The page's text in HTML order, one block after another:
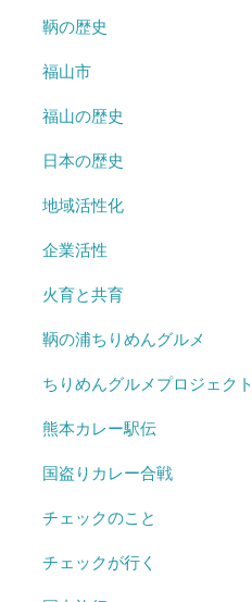
鞆の歴史
福山市
福山の歴史
日本の歴史
地域活性化
企業活性
火育と共育
鞆の浦ちりめんグルメ
ちりめんグルメプロジェクト
熊本カレー駅伝
国盗りカレー合戦
チェックのこと
チェックが行く